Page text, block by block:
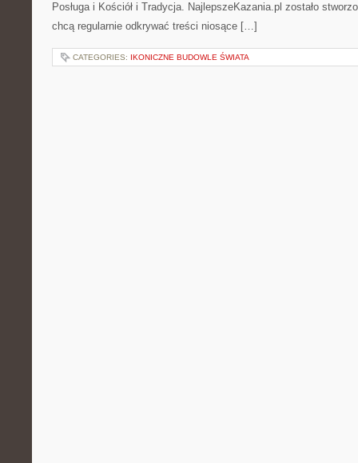
Posługa i Kościół i Tradycja. NajlepszeKazania.pl zostało
chcą regularnie odkrywać treści niosące […]
CATEGORIES: IKONICZNE BUDOWLE ŚWIATA